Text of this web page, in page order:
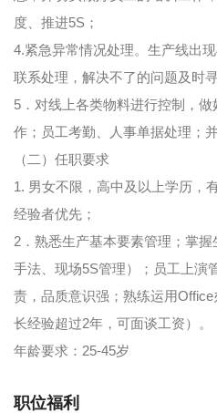
度、推进5S；
4.紧急异常情况处理。生产线出
联系处理，解决不了的问题及时
5．对线上各类物料进行控制，
作；员工考勤、人事单据处理；
（二）任职要求
1. 男女不限，高中及以上学历，
经验者优先；
2．熟悉生产基本要素管理；掌
手法、现场5S管理）；员工上演
责，品质意识强；熟练运用
长经验超过2年，可面谈工资）。
年龄要求：25-45岁
职位福利